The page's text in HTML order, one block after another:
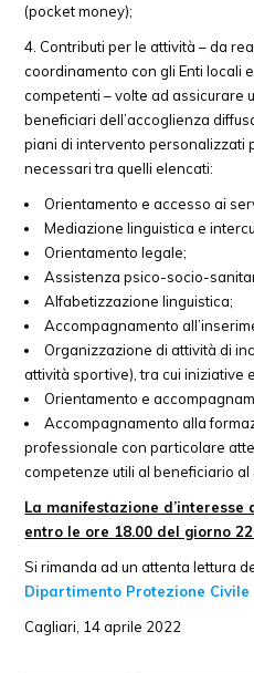
(pocket money);
Contributi per le attività – da
coordinamento con gli Enti locali
competenti – volte ad assicurare
beneficiari dell’accoglienza
piani di intervento personalizzati
necessari tra quelli elencati:
Orientamento e accesso ai
Mediazione linguistica e
Orientamento legale;
Assistenza psico-socio-
Alfabetizzazione linguistica;
Accompagnamento
Organizzazione di attività di
attività sportive), tra cui iniziative
Orientamento e
Accompagnamento alla
professionale con particolare
competenze utili al beneficiario al
La manifestazione
entro le ore 18.00 del giorno
Si rimanda ad un attenta lettura
Dipartimento Protezione Civile
Cagliari, 14 aprile 2022